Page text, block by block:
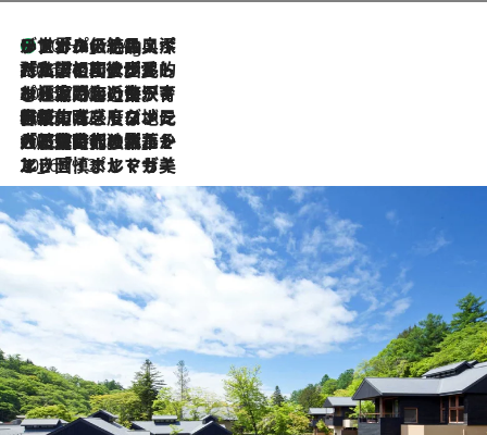
10 Hours Ago
リスボンの絶品スイーツ「パステル・デ・ナタ」とは？ポルトガル伝統の奥深い世界へ
2026.7.27
「私の祖国はポルトガル語です」国民的詩人フェルナンド・ペソアと、彼が愛した文学の街を歩く
2026.7.26
ポルトガル近海が育む極上の海の幸。キリリと冷えた白ワインと愉しむ、シーフード専門店の贅沢
2026.7.22
伝統の味をモダンに昇華。高感度な地元客が集う、リスボンの最旬ガストロノミー
2026.7.21
大航海時代の栄華から、震災、独裁、そして革命へ。ポルトガル・首都リスボンの石畳に刻まれた「歴史の光と影」
2026.7.13
エッセイ・ヤマザキマリ「慎ましくも美しき国 ポルトガル」